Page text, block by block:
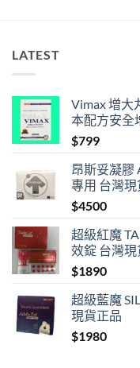
購
LATEST
Vimax 增大
本配方安全
$799
昂斯妥凝膠
專用 台灣現
$4500
超級紅魔
效錠 台灣現
$1890
超級藍魔
現貨正品
$1980